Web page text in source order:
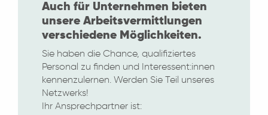
Auch für Unternehmen bieten
unsere Arbeitsvermittlungen
verschiedene Möglichkeiten.
Sie haben die Chance, qualifiziertes
Personal zu finden und Interessent:innen
kennenzulernen. Werden Sie Teil unseres
Netzwerks!
Ihr Ansprechpartner ist: